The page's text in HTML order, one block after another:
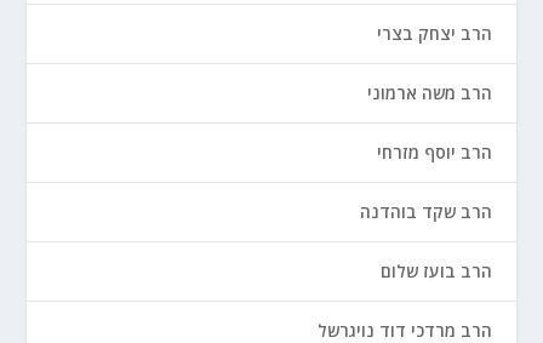
הרב יצחק בצרי
הרב משה ארמוני
הרב יוסף מזרחי
הרב שקד בוהדנה
הרב בועז שלום
הרב מרדכי דוד נויגרשל